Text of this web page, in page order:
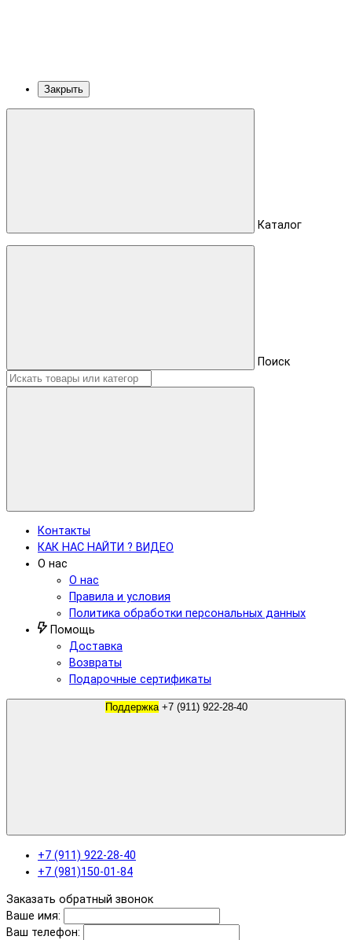
Закрыть
Каталог
Поиск
Контакты
КАК НАС НАЙТИ ? ВИДЕО
О нас
О нас
Правила и условия
Политика обработки персональных данных
Помощь
Доставка
Возвраты
Подарочные сертификаты
Поддержка +7 (911) 922-28-40
+7 (911) 922-28-40
+7 (981)150-01-84
Заказать обратный звонок
Ваше имя:
Ваш телефон: